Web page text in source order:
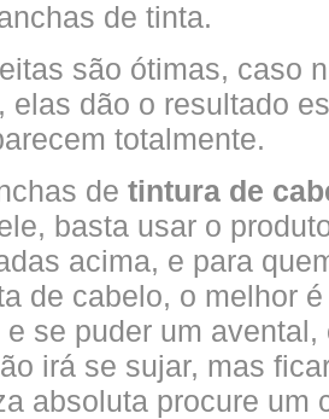
de tinta.
são ótimas, caso
elas dão o resultado
totalmente.
de tintura de
basta usar o
acima, e para
de cabelo, o melhor
se puder um
irá se sujar, mas
absoluta procure um